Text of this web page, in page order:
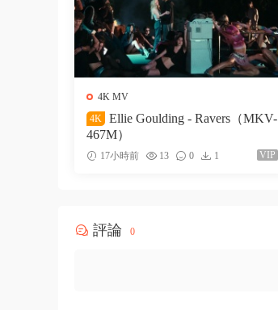
4K MV
4K
Ellie Goulding - Ravers（MKV-
467M）
17小時前 13 0 1 VIP
評論 0